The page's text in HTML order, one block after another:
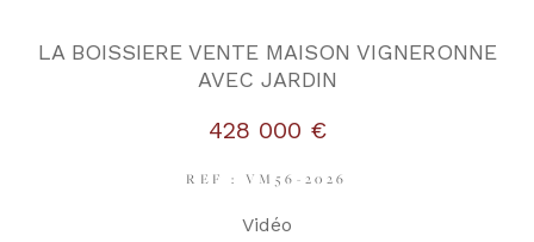
LA BOISSIERE VENTE MAISON VIGNERONNE
AVEC JARDIN
428 000 €
REF : VM56-2026
Vidéo